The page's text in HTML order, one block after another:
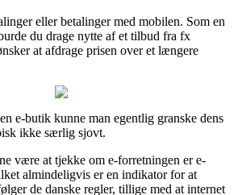
eller betalinger med mobilen. Som en
du drage nytte af et tilbud fra fx
at afdrage prisen over et længere
e-butik kunne man egentlig granske dens
ikke særlig sjovt.
være at tjekke om e-forretningen er e-
almindeligvis er en indikator for at
de danske regler, tillige med at internet